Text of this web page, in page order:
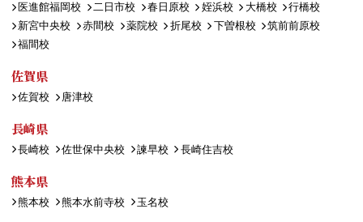
医進館福岡校
二日市校 春日原校 姪浜校 大橋校
行橋校
新宮中央校
赤間校 薬院校 折尾校 下曽根校
筑前前原校
福間校
佐賀県
佐賀校 唐津校
長崎県
長崎校 佐世保中央校 諫早校 長崎住吉校
熊本県
熊本校 熊本水前寺校 玉名校